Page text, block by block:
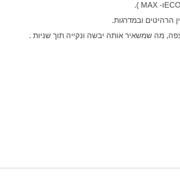
ECOו- MAX
).
הרהיטים ובמדרגות.
מה שמשאיר אותה יבשה ונקייה תוך שניות .